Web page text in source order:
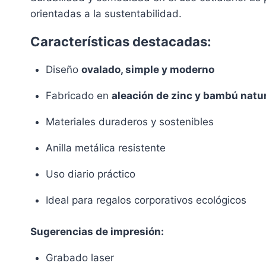
orientadas a la sustentabilidad.
Características destacadas:
Diseño ovalado, simple y moderno
Fabricado en aleación de zinc y bambú
Materiales duraderos y sostenibles
Anilla metálica resistente
Uso diario práctico
Ideal para regalos corporativos ecológicos
Sugerencias de impresión:
Grabado laser